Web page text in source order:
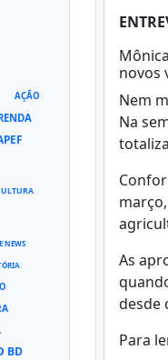
AÇÃO
NEWS
BD
novos
Nem
Na
As
desde
Para